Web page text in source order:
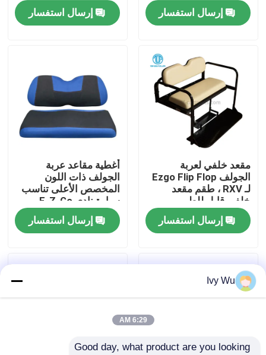
مسكن
معلومات عنا
جولة في المعمل
مراقبة الجودة
اتصل بنا
أخبار
مرايا جانبية لعربة الجولف
لوحة القيادة عربة الجولف
إرسال استفسار
إرسال استفسار
مقعد خلفي لعربة
الجولف Ezgo Flip Flop
لـ RXV ، طقم مقعد
خلفي قابل للطي
إرسال استفسار
أغطية مقاعد عربة
الجولف ذات اللون
المخصص الأعلى تناسب
سيارة نادي E-Z-Go
وغيرها من السيارات
الكهربائيةإرسال استفسار
Ivy Wu
6:29 AM
Good day, what product are you looking